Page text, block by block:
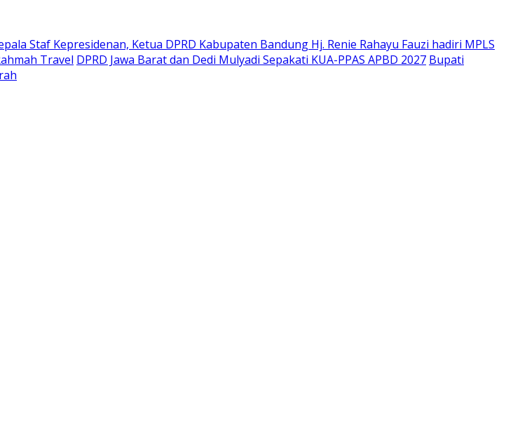
Staf Kepresidenan, Ketua DPRD Kabupaten Bandung Hj. Renie Rahayu Fauzi hadiri MPLS
Travel DPRD Jawa Barat dan Dedi Mulyadi Sepakati KUA-PPAS APBD 2027 Bupati